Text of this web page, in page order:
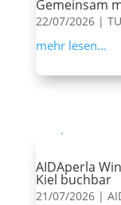
Gemeinsam
22/07/2026|
mehr lesen...
AIDAperla
Kiel buchbar
21/07/2026|